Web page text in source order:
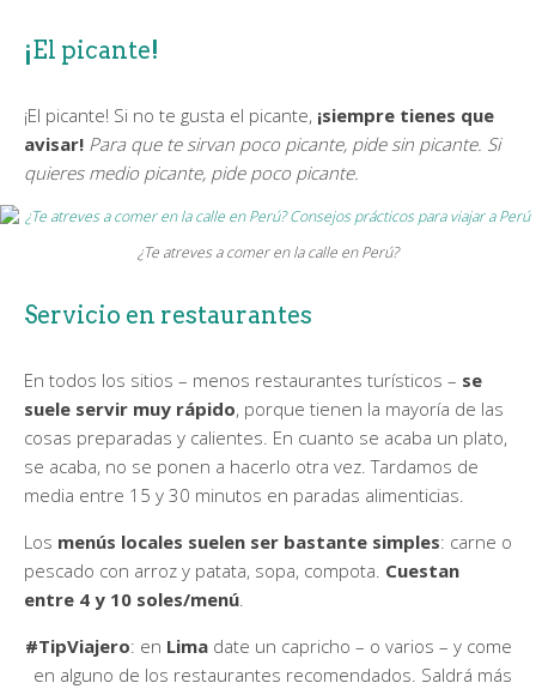
¡El picante!
¡El picante! Si no te gusta el picante, ¡siempre tienes que
avisar! Para que te sirvan poco picante, pide sin picante. Si
quieres medio picante, pide poco picante.
¿Te atreves a comer en la calle en Perú?
Servicio en restaurantes
En todos los sitios – menos restaurantes turísticos – se
suele servir muy rápido, porque tienen la mayoría de las
cosas preparadas y calientes. En cuanto se acaba un plato,
se acaba, no se ponen a hacerlo otra vez. Tardamos de
media entre 15 y 30 minutos en paradas alimenticias.
Los menús locales suelen ser bastante simples: carne o
pescado con arroz y patata, sopa, compota. Cuestan
entre 4 y 10 soles/menú
#TipViajero: en Lima date un capricho – o varios – y come
en alguno de los restaurantes recomendados. Saldrá más